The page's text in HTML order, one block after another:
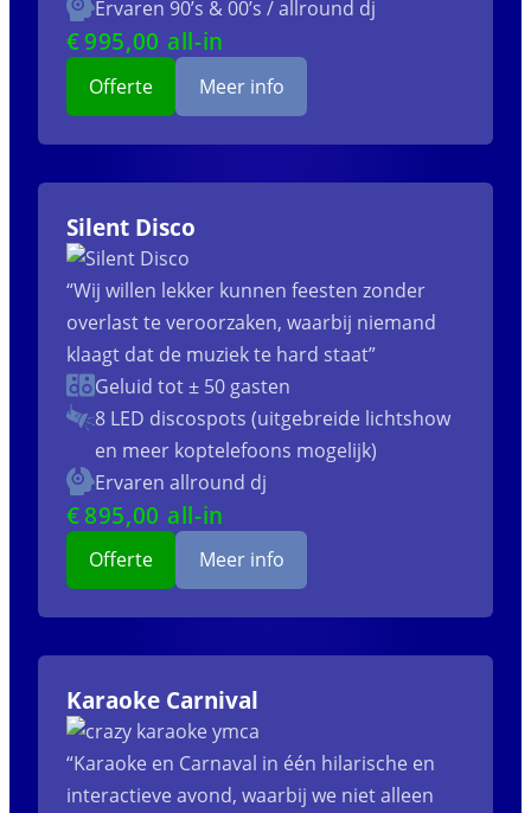
Ervaren 90’s & 00’s / allround dj
€995,00 all-in
Offerte Meer info
Silent Disco
“Wij willen lekker kunnen feesten zonder
overlast te veroorzaken, waarbij niemand
klaagt dat de muziek te hard staat”
Geluid tot ± 50 gasten
8 LED discospots (uitgebreide lichtshow
en meer koptelefoons mogelijk)
Ervaren allround dj
€895,00 all-in
Offerte Meer info
Karaoke Carnival
“Karaoke en Carnaval in één hilarische en
interactieve avond, waarbij we niet alleen